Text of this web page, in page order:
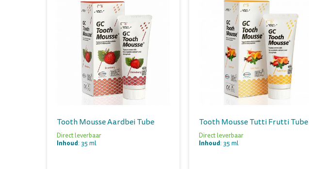
Tooth Mousse Aardbei Tube
Direct leverbaar
Inhoud: 35 ml
Tooth Mousse Tutti Frutti Tube
Direct leverbaar
Inhoud: 35 ml